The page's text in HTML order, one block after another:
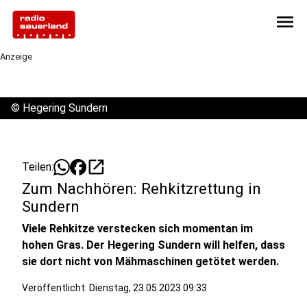
menu
Anzeige
© Hegering Sundern
Teilen: open_in_new
Zum Nachhören: Rehkitzrettung in
Sundern
Viele Rehkitze verstecken sich momentan im
hohen Gras. Der Hegering Sundern will helfen, dass
sie dort nicht von Mähmaschinen getötet werden.
Veröffentlicht: Dienstag, 23.05.2023 09:33